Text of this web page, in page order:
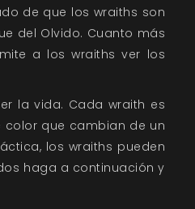
de que los wraiths son
del Olvido. Cuanto más
a los wraiths ver los
la vida. Cada wraith es
color que cambian de un
los wraiths pueden
haga a continuación y